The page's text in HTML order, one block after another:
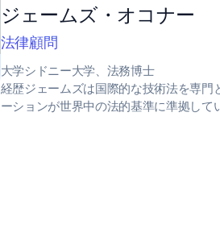
ジェームズ・オコナー
法律顧問
大学シドニー大学、法務博士
経歴ジェームズは国際的な技術法を専
ーションが世界中の法的基準に準拠して